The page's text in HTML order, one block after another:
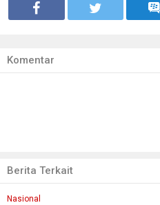
Komentar
Berita Terkait
Nasional